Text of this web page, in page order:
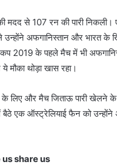
से 107 रन की पारी
उन्होंने अफगानिस्तान और
2019 के पहले मैच में भी
मौका थोड़ा खास रहा।
लिए और मैच जिताऊ पारी खेलने
एक ऑस्ट्रेलियाई फैन को उन्होंने
us share us